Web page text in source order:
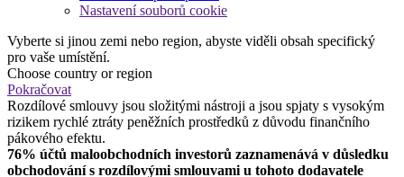
Nastavení souborů cookie
Vyberte si jinou zemi nebo region, abyste viděli obsah specifický
pro vaše umístění.
Choose country or region
Pokračovat
Rozdílové smlouvy jsou složitými nástroji a jsou spjaty s vysokým
rizikem rychlé ztráty peněžních prostředků z důvodu finančního
pákového efektu.
76% účtů maloobchodních investorů zaznamenává v důsledku
obchodování s rozdílovými smlouvami u tohoto dodavatele